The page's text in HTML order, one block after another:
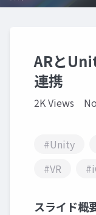
ARと
連携
2K Views
#Unity
#VR
スライド概